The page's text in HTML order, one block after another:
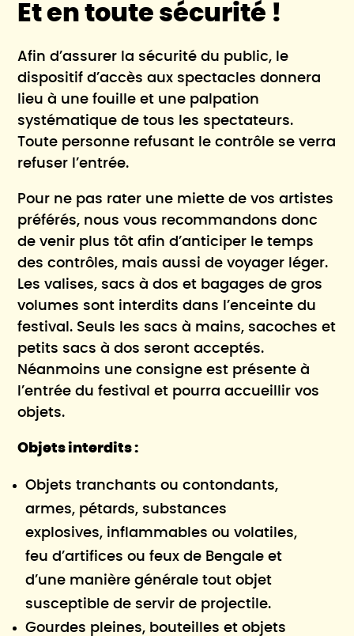
Et en toute sécurité !
Afin d’assurer la sécurité du public, le
dispositif d’accès aux spectacles donnera
lieu à une fouille et une palpation
systématique de tous les spectateurs.
Toute personne refusant le contrôle se verra
refuser l’entrée.
Pour ne pas rater une miette de vos artistes
préférés, nous vous recommandons donc
de venir plus tôt afin d’anticiper le temps
des contrôles, mais aussi de voyager léger.
Les valises, sacs à dos et bagages de gros
volumes sont interdits dans l’enceinte du
festival. Seuls les sacs à mains, sacoches et
petits sacs à dos seront acceptés.
Néanmoins une consigne est présente à
l’entrée du festival et pourra accueillir vos
objets.
Objets interdits :
Objets tranchants ou contondants,
armes, pétards, substances
explosives, inflammables ou volatiles,
feu d’artifices ou feux de Bengale et
d’une manière générale tout objet
susceptible de servir de projectile.
Gourdes pleines, bouteilles et objets